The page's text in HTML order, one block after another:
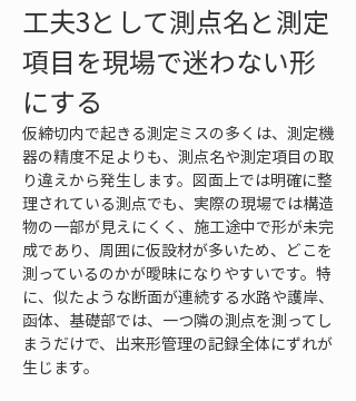
工夫3として測点名と測定
項目を現場で迷わない形
にする
仮締切内で起きる測定ミスの多くは、測定機
器の精度不足よりも、測点名や測定項目の取
り違えから発生します。図面上では明確に整
理されている測点でも、実際の現場では構造
物の一部が見えにくく、施工途中で形が未完
成であり、周囲に仮設材が多いため、どこを
測っているのかが曖昧になりやすいです。特
に、似たような断面が連続する水路や護岸、
函体、基礎部では、一つ隣の測点を測ってし
まうだけで、出来形管理の記録全体にずれが
生じます。